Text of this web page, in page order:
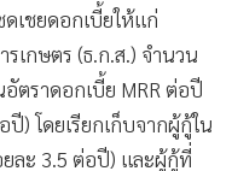
เชยดอกเบี้ยให้แก่
เกษตร (ธ.ก.ส.) จำนวน
ตราดอกเบี้ย MRR ต่อปี
) โดยเรียกเก็บจากผู้กู้ใน
ละ 3.5 ต่อปี) และผู้กู้ที่